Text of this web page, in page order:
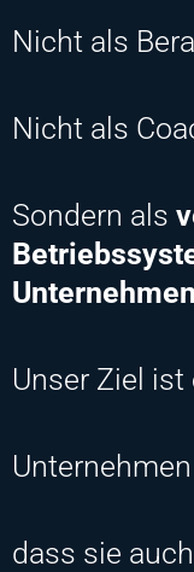
Nicht als
Nicht als
Sondern als
Unternehmen
Unser Ziel ist
dass sie